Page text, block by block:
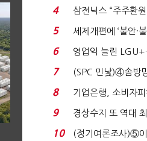
목…9월 ‘폴...
4
삼전닉스 “주주환
로이터에 성명...
5
세제개편에 ‘불안·
세 구하기 더 ...
6
영업익 늘린
업 드라이브'...
7
(SPC 민낯)④솜방
생법 위반 반복...
8
기업은행, 소비자
이스피싱 공시 ...
9
경상수지 또 역대
억달러에 '3% 성...
10
(정기여론조사)⑤